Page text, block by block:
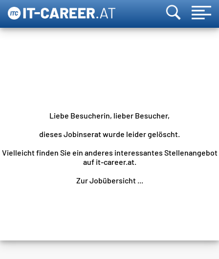
Liebe Besucherin, lieber Besucher,
dieses Jobinserat wurde leider gelöscht.
Vielleicht finden Sie ein anderes interessantes Stellenangebot
auf it-career.at.
Zur Jobübersicht ...